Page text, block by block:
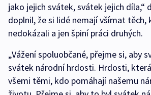
jako jejich svátek, svátek jejich díla,“
doplnil, že si lidé nemají všímat těch,
nedokázali a jen špiní práci druhých.
„Vážení spoluobčané, přejme si, aby
svátek národní hrdosti. Hrdosti,
všemi těmi, kdo pomáhají našemu